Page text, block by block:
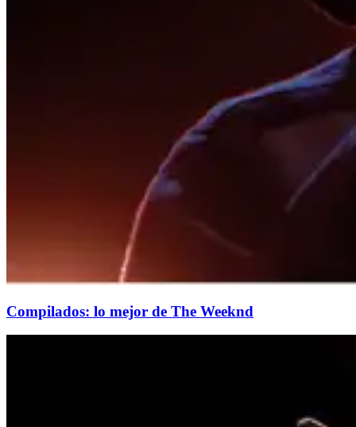
Compilados: lo mejor de The Weeknd